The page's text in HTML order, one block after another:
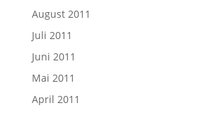
August 2011
Juli 2011
Juni 2011
Mai 2011
April 2011